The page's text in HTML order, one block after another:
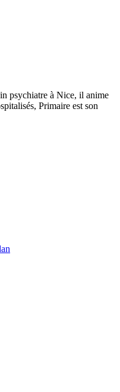
psychiatre à Nice, il anime
Primaire est son